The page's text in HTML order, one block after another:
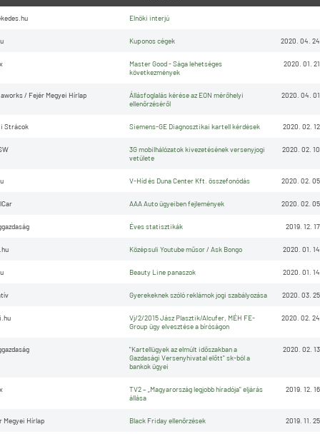
Elnöki interjú
Kuponos cégek 2020. 04. 24
Master Good - Sága lehetséges
következmények
2020. 01. 21
/ Fejér Megyei Hírlap
Állásfoglalás kérése az EON mérőhelyi
ellenőrzéséről
2020. 04. 01
Strácok Siemens-GE Diagnosztikai kartell kérdések 2020. 02. 12
3G mobilhálózatok kivezetésének versenyjogi
vetülete
2020. 02. 10
V-Híd és Duna Center Kft. összefonódás 2020. 02. 05
AAA Auto ügyeiben fejlemények 2020. 02. 05
Éves statisztikák 2019. 12. 17
Középsuli Youtube műsor / Ask Bongo 2020. 01. 14
Beauty Line panaszok 2020. 01. 14
Gyerekeknek szóló reklámok jogi szabályozása 2020. 03. 25
Vj/2/2015 Jász Plasztik/Alcufer, MÉH FE-
Group ügy elvesztése a bíróságon
2020. 02. 24
"Kartellügyek az elmúlt időszakban a
Gazdasági Versenyhivatal előtt" sk-ból a
bankok ügyei
2020. 02. 13
TV2 – „Magyarország legjobb híradója" eljárás
állása
2019. 12. 16
Megyei Hírlap Black Friday ellenőrzések 2019. 11. 25